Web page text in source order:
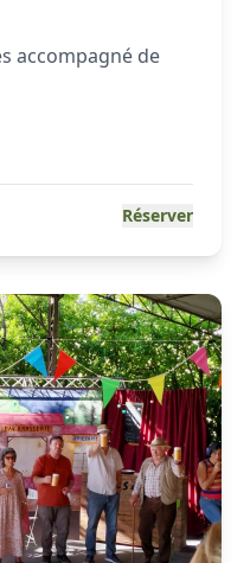
accompagné de
Réserver